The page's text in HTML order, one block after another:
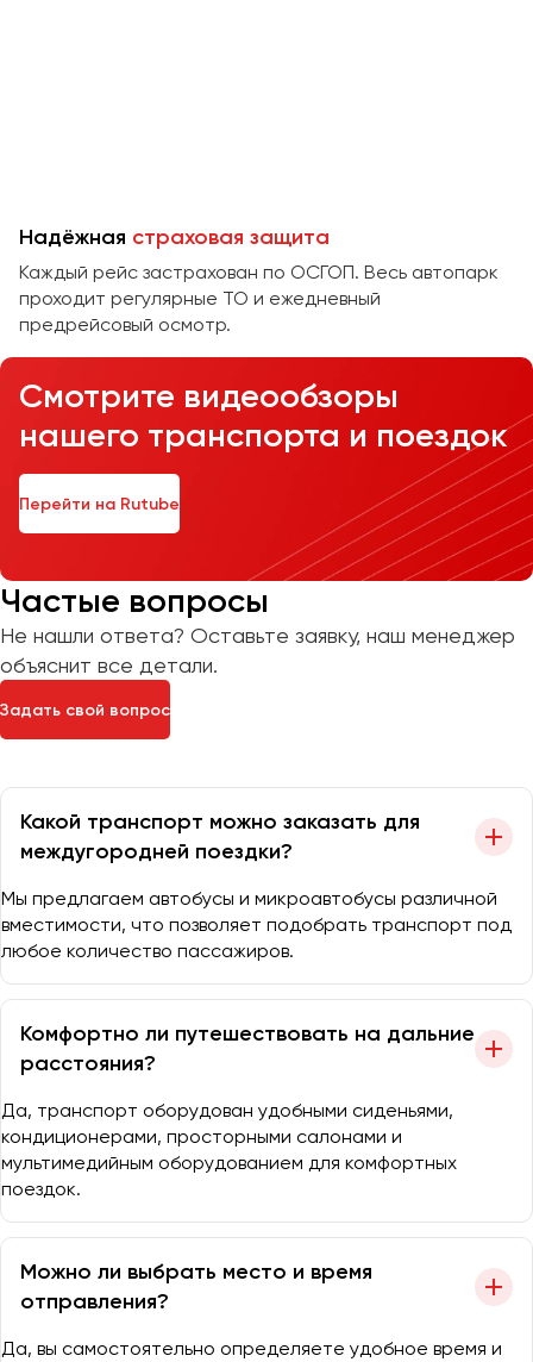
Надёжная страховая защита
Каждый рейс застрахован по ОСГОП. Весь автопарк
проходит регулярные ТО и ежедневный
предрейсовый осмотр.
Смотрите видеообзоры
нашего транспорта и поездок
Перейти на Rutube
Частые вопросы
Не нашли ответа? Оставьте заявку, наш менеджер
объяснит все детали.
Задать свой вопрос
Какой транспорт можно заказать для
междугородней поездки?
Мы предлагаем автобусы и микроавтобусы различной
вместимости, что позволяет подобрать транспорт под
любое количество пассажиров.
Комфортно ли путешествовать на дальние
расстояния?
Да, транспорт оборудован удобными сиденьями,
кондиционерами, просторными салонами и
мультимедийным оборудованием для комфортных
поездок.
Можно ли выбрать место и время
отправления?
Да, вы самостоятельно определяете удобное время и